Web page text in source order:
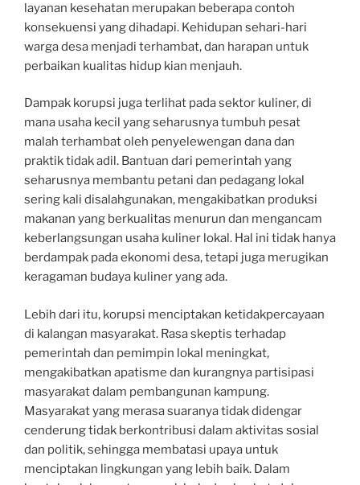
layanan kesehatan merupakan beberapa contoh
konsekuensi yang dihadapi. Kehidupan sehari-hari
warga desa menjadi terhambat, dan harapan untuk
perbaikan kualitas hidup kian menjauh.
Dampak korupsi juga terlihat pada sektor kuliner, di
mana usaha kecil yang seharusnya tumbuh pesat
malah terhambat oleh penyelewengan dana dan
praktik tidak adil. Bantuan dari pemerintah yang
seharusnya membantu petani dan pedagang lokal
sering kali disalahgunakan, mengakibatkan produksi
makanan yang berkualitas menurun dan mengancam
keberlangsungan usaha kuliner lokal. Hal ini tidak hanya
berdampak pada ekonomi desa, tetapi juga merugikan
keragaman budaya kuliner yang ada.
Lebih dari itu, korupsi menciptakan ketidakpercayaan
di kalangan masyarakat. Rasa skeptis terhadap
pemerintah dan pemimpin lokal meningkat,
mengakibatkan apatisme dan kurangnya partisipasi
masyarakat dalam pembangunan kampung.
Masyarakat yang merasa suaranya tidak didengar
cenderung tidak berkontribusi dalam aktivitas sosial
dan politik, sehingga membatasi upaya untuk
menciptakan lingkungan yang lebih baik. Dalam